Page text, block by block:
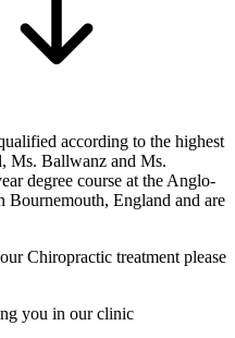
according to the highest
Ms. Ballwanz and Ms.
degree course at the Anglo-
England and are
Chiropractic treatment please
you in our clinic